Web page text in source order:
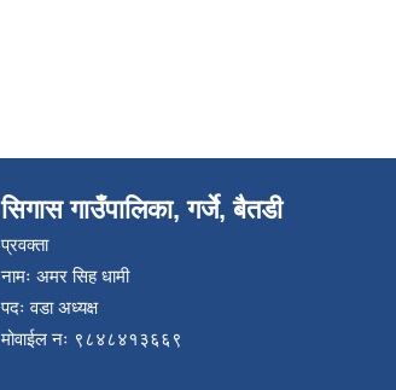
सिगास गाउँपालिका, गर्जे, बैतडी
प्रवक्ता
नामः अमर सिह धामी
पदः वडा अध्यक्ष
मोवाईल न‌ः ९८४८४१३६६९